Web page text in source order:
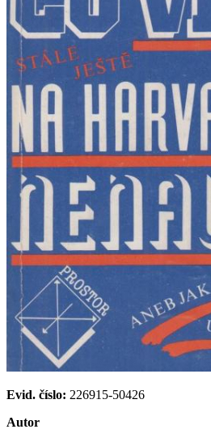
Evid. číslo: 226915-50426
Autor